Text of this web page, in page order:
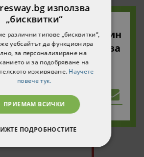
ВИЖ ПОВЕЧЕ
се за нашия бюлетин
10% намаление за
първа поръчка!
използва
„бисквитки“
различни типове „бисквитки“,
уебсайтът да функционира
за персонализиране на
и за подобряване на
изживяване. Научете
повече тук.
ПРИЕМАМ ВСИЧКИ
ПОДРОБНОСТИТЕ